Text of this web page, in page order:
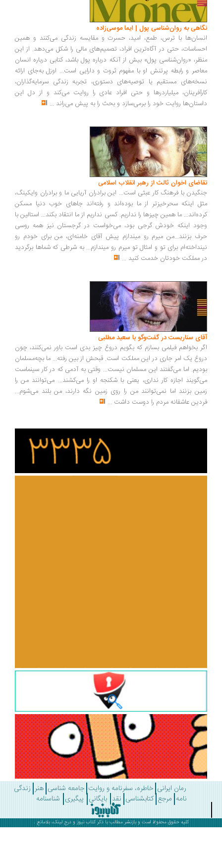
به روان‌شناسی پول | ایما موسی‌زاده
با ترس، طمع، امید، حسرت و مقایسه زندگی می‌کنند و همین
حتی در آگاه‌ترین افراد، تصمیم‌های مالی را شکل می‌دهد. از این
«روان‌شناسی پول» بیش از آنکه درباره پول باشد، کتابی درباره انسان
و رابطه پرتنش او با مفهوم ثروت و دارایی است... اوزل به‌جای ارائه
مستقیم یا توصیه‌های دستوری، تجربه زندگی سرمایه‌گذاران،
میلیاردرها و حتی افراد عادی را روایت می‌کند و از دل این
روایت خود را برمی‌سازد و بحث را به پیش می‌راند...
اخوان ثالث از رهبر انقلاب اسلامی
با فرهنگ کار عبثی است... این برادران آریایی ما و برادران وایکینگ،
اینکه سحرخیزتر از ما بوده‌اند و رفته‌اند جاهای خوب دنیا مسکن
ما همین چیزها را نداریم. کسی نداریم از ما انتقاد بکند... استالین با
اینکه خودش گرجی بود، می‌خواست در گرجستان نیز همه روسی
بزنند...من میرم رو میندازم پیش آقای خامنه‌ای، من برای خودم رو
برای تو و امثال تو میرم رو میندازم... به شرطی که شماها برگردید
مملکت خودتان خدمت کنید...
سناریست در گفت‌وگو با سعید مطلبی
بخواهم فیلمی بسازم که بگویم دروغ چیز بدی است باور نمی‌کنند، چون
یک امر جاری در این مملکت است. قبحش از بین رفته... ما بچه‌مسلمان
اما می‌گفتند این مسلمان نیست... وقتی به آدمی که در کار سینماست
اجازه کار نداری، یعنی با شکنجه او را می‌کشند... می‌توانند من را
بزنند اما نمی‌توانند من را روی زمین نگه دارند، من بلند می‌شوم...
عاشقانه مردم را دوست داشت ...
رمان ایرانی خاطره، سفرنامه و روایت جامعه شناسی هنر زندگی
مرجع کتابشناسی نقد بایگانی پیگیری شناسنامه
کلیه حقوق محفوظ است و بازنشر مطالب با ذکرکتاب نیوزو درج لینک، بلامانع .